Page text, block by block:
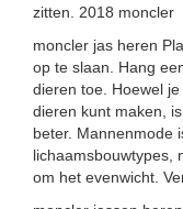
zitten. 2018 moncler
moncler jas heren
op te slaan. Hang
dieren toe. Hoewel
dieren kunt maken,
beter. Mannenmode
lichaamsbouwtypes,
om het evenwicht.